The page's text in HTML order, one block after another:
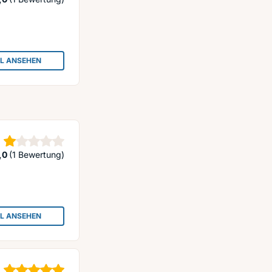
ANSEHEN
: AUTOHAUS BURMANN GMBH
Stern
(1 Bewertung)
ANSEHEN
: AUTOHAUS AM HAFEN